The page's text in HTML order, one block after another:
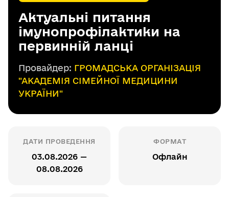
Актуальні питання
імунопрофілактики на
первинній ланці
Провайдер: ГРОМАДСЬКА ОРГАНІЗАЦІЯ
"АКАДЕМІЯ СІМЕЙНОЇ МЕДИЦИНИ
УКРАЇНИ"
ДАТИ ПРОВЕДЕННЯ
03.08.2026 —
08.08.2026
ФОРМАТ
Офлайн